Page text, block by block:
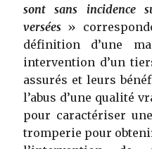
sont sans incidence
versées »
définition d’une
intervention d’un
assurés et leurs
l’abus d’une qualité
pour caractériser
tromperie pour